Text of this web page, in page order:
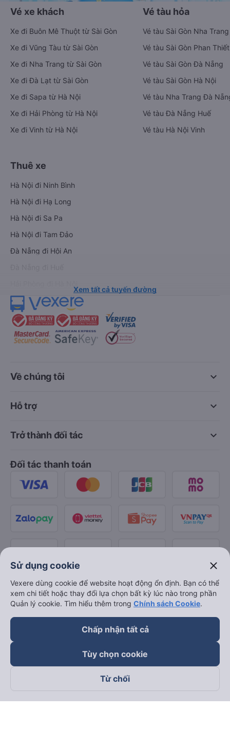
Vé xe khách
Xe đi Buôn Mê Thuột từ Sài Gòn
Xe đi Vũng Tàu từ Sài Gòn
Xe đi Nha Trang từ Sài Gòn
Xe đi Đà Lạt từ Sài Gòn
Xe đi Sapa từ Hà Nội
Xe đi Hải Phòng từ Hà Nội
Xe đi Vinh từ Hà Nội
Vé tàu hỏa
Vé tàu Sài Gòn Nha Trang
Vé tàu Sài Gòn Phan Thiết
Vé tàu Sài Gòn Đà Nẵng
Vé tàu Sài Gòn Hà Nội
Vé tàu Nha Trang Đà
Vé tàu Đà Nẵng Huế
Vé tàu Hà Nội Vinh
Thuê xe
Hà Nội đi Ninh Bình
Hà Nội đi Hạ Long
Hà Nội đi Sa Pa
Hà Nội đi Tam Đảo
Đà Nẵng đi Hội An
Xem tất cả tuyến đường
keyboard_arrow_down
Về chúng tôi
keyboard_arrow_down
Hỗ trợ
keyboard_arrow_down
Trở thành đối tác
Đối tác thanh toán
Theo dõi chúng tôi trên
Sử dụng cookie close
Vexere dùng cookie để website hoạt động ổn định. Bạn có thể
xem chi tiết hoặc thay đổi lựa chọn bất kỳ lúc nào trong phần
Quản lý cookie. Tìm hiểu thêm trong Chính sách Cookie.
Chấp nhận tất cả
Tùy chọn cookie
Từ chối